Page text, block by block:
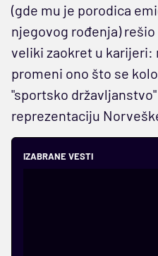
(gde mu je porodica
njegovog rođenja)
veliki zaokret u karijeri:
promeni ono što se
"sportsko
reprezentaciju
IZABRANE VESTI